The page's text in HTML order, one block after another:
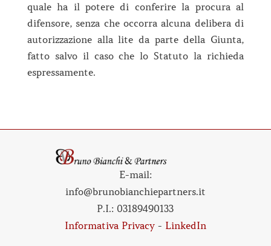
quale ha il potere di conferire la procura al
difensore, senza che occorra alcuna delibera di
autorizzazione alla lite da parte della Giunta,
fatto salvo il caso che lo Statuto la richieda
espressamente.
E-mail:
info@brunobianchiepartners.it
P.I.: 03189490133
Informativa Privacy- LinkedIn